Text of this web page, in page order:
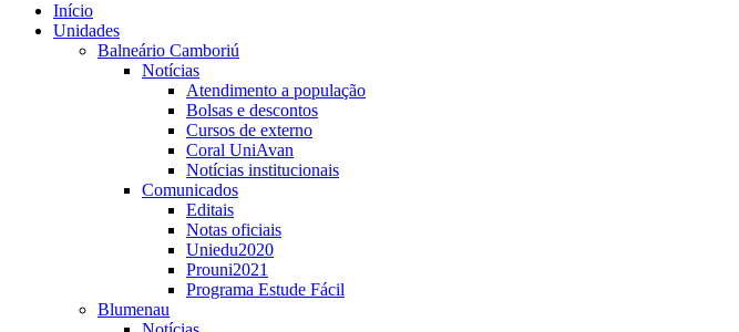
Início
Unidades
Balneário Camboriú
Notícias
Atendimento a população
Bolsas e descontos
Cursos de externo
Coral UniAvan
Notícias institucionais
Comunicados
Editais
Notas oficiais
Uniedu2020
Prouni2021
Programa Estude Fácil
Blumenau